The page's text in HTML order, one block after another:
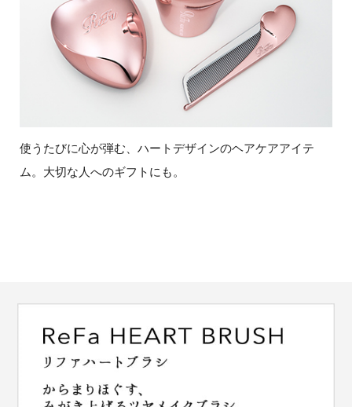
使うたびに心が弾む、ハートデザインのヘアケアアイテ
ム。 大切な人へのギフトにも。